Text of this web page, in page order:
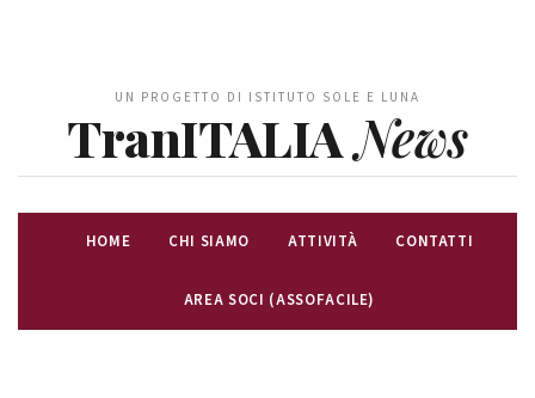
UN PROGETTO DI ISTITUTO SOLE E LUNA
TranITALIANews
HOME CHI SIAMO ATTIVITÀ CONTATTI
AREA SOCI (ASSOFACILE)